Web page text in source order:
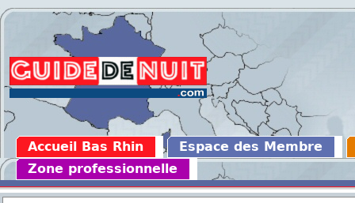
Accueil Bas Rhin
Espace des Membre
Zone professionnelle